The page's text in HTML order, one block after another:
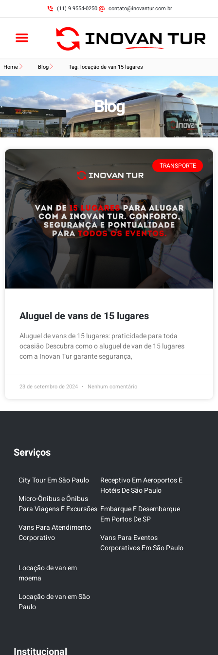
(11) 9 9554-0250 contato@inovantur.com.br
Home Blog Tag: locação de van 15 lugares
Blog
TRANSPORTE
Aluguel de vans de 15 lugares
Aluguel de vans de 15 lugares: praticidade para toda
ocasião Descubra como o aluguel de van de 15 lugares
com a Inovan Tur garante segurança,
23 de setembro de 2024 Nenhum comentário
Serviços
City Tour Em São Paulo
Micro-Ônibus e Ônibus
Para Viagens E Excursões
Vans Para Atendimento
Corporativo
Receptivo Em Aeroportos E
Hotéis De São Paulo
Embarque E Desembarque
Em Portos De SP
Vans Para Eventos
Corporativos Em São Paulo
Locação de van em
moema
Locação de van em São
Paulo
Institucional